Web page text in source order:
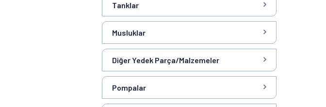
Tanklar
Musluklar
Diğer Yedek Parça/Malzemeler
Pompalar